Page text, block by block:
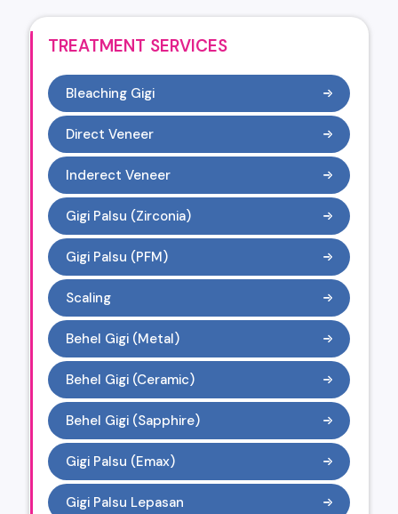
TREATMENT SERVICES
Bleaching Gigi
Direct Veneer
Inderect Veneer
Gigi Palsu (Zirconia)
Gigi Palsu (PFM)
Scaling
Behel Gigi (Metal)
Behel Gigi (Ceramic)
Behel Gigi (Sapphire)
Gigi Palsu (Emax)
Gigi Palsu Lepasan